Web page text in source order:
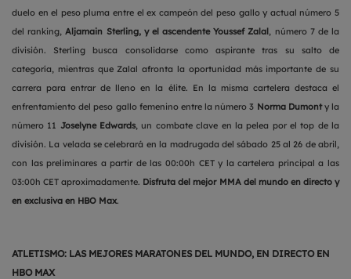
duelo en el peso pluma entre el ex campeón del peso gallo y actual número 5
del ranking,Aljamain Sterling, y el ascendente Youssef Zalal, número 7 de la
división. Sterling busca consolidarse como aspirante tras su salto de
categoría, mientras que Zalal afronta la oportunidad más importante de su
carrera para entrar de lleno en la élite. En la misma cartelera destaca el
enfrentamiento del peso gallo femenino entre la número 3 Norma Dumonty la
número 11 Joselyne Edwards, un combate clave en la pelea por el top de la
división. La velada se celebrará en la madrugada del sábado 25 al 26 de abril,
con las preliminares a partir de las 00:00h CET y la cartelera principal a las
03:00h CET aproximadamente. Disfruta del mejor MMA del mundo en directo y
en exclusiva en HBO Max.
ATLETISMO: LAS MEJORES MARATONES DEL MUNDO, EN DIRECTO EN
HBO MAX